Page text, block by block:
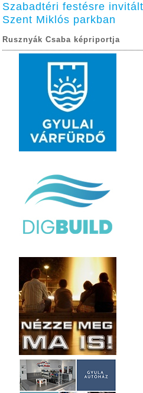
Szabadtéri festésre
Szent Miklós parkban
Rusznyák Csaba képriportja